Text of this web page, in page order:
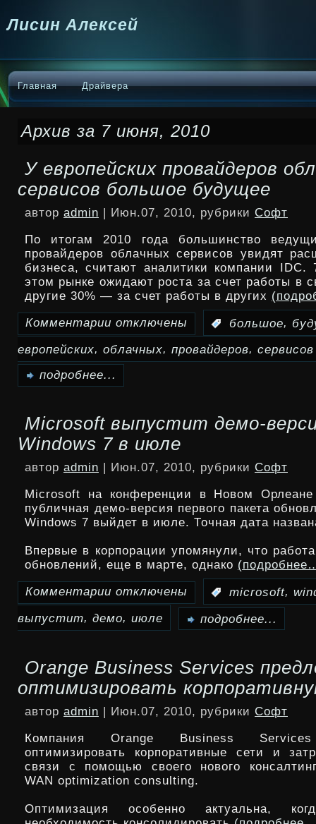
Лисин Алексей
Главная Драйвера
Архив за 7 июня, 2010
У европейских провайдеров
сервисов большое будущее
автор admin | Июн.07, 2010, рубрики Софт
По итогам 2010 года большинство
провайдеров облачных сервисов увидят
бизнеса, считают аналитики компании IDC.
этом рынке ожидают роста за счет работы в
другие 30% — за счет работы в других
Комментарии
записи
провайдеров
облачных
большое
будущее
отключены большое,
европейских, облачных, провайдеров, сервисов
подробнее...
Microsoft выпустит демо-
Windows 7 в июле
автор admin | Июн.07, 2010, рубрики Софт
Microsoft на конференции в Новом
публичная демо-версия первого пакета
Windows 7 выйдет в июле. Точная дата
Впервые в корпорации упомянули, что
обновлений, еще в марте, однако
Комментарии
записи
выпустит
демо-
версию
SP1
для
7
отключены microsoft,
выпустит, демо, июле подробнее...
Orange Business Services
оптимизировать
автор admin | Июн.07, 2010, рубрики Софт
Компания Orange Business
оптимизировать корпоративные сети и
связи с помощью своего нового
WAN optimization consulting.
Оптимизация особенно актуальна,